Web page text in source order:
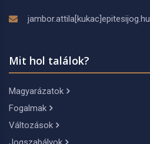
jambor.attila[kukac]epitesijog.hu
Mit hol találok?
Magyarázatok
Fogalmak
Változások